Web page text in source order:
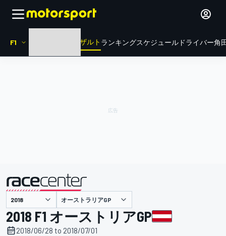
F1 リザルト ランキングスケジュール ドライバー角
主催 オーストラリアGP
2018 F1 オーストリアGP
2018/06/28 to 2018/07/01